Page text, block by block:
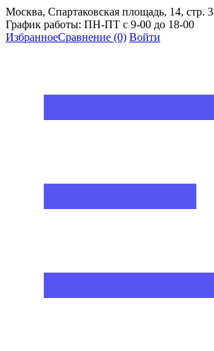
Москва, Спартаковская площадь, 14, стр. 3
График работы: ПН-ПТ с 9-00 до 18-00
ИзбранноеСравнение (0) Войти